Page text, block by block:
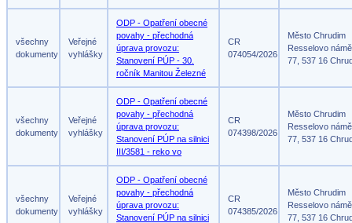
všechny
dokumenty
Veřejné
vyhlášky
ODP - Opatření obecné
povahy - přechodná
úprava provozu:
Stanovení PÚP - 30.
ročník Manitou Železné
CR
074054/2026
Město Chrudim
Resselovo
77, 537 16
všechny
dokumenty
Veřejné
vyhlášky
ODP - Opatření obecné
povahy - přechodná
úprava provozu:
Stanovení PÚP na silnici
III/3581 - reko vo
CR
074398/2026
Město Chrudim
Resselovo
77, 537 16
všechny
dokumenty
Veřejné
vyhlášky
ODP - Opatření obecné
povahy - přechodná
úprava provozu:
Stanovení PÚP na silnici
CR
074385/2026
Město Chrudim
Resselovo
77, 537 16